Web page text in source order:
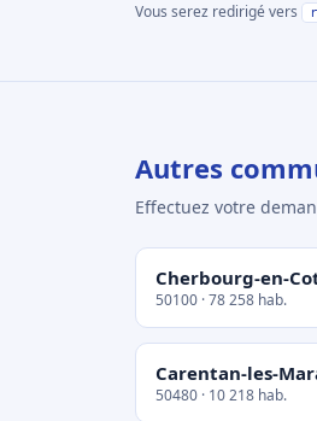
Vous serez redirigé vers
Autres
Effectuez votre
Cherbourg-en-
50100 · 78 258 hab.
Carentan-les-
50480 · 10 218 hab.